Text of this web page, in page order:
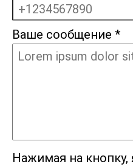
Ваше сообщение *
Нажимая на кнопку,